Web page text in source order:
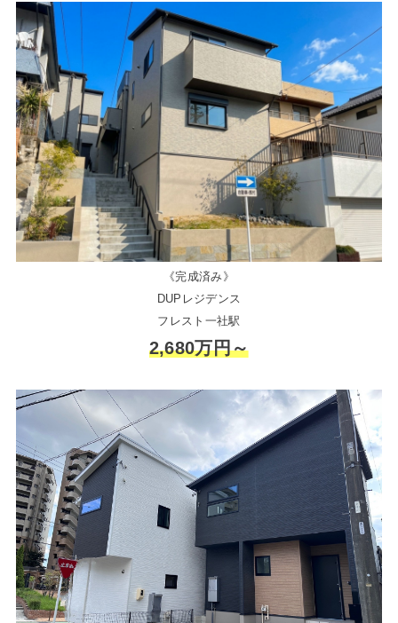
《完成済み》
DUPレジデンス
フレスト一社駅
2,680万円～